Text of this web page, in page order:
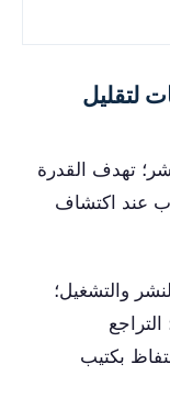
لتقليل
تهدف القدرة
عند اكتشاف
والتشغيل؛
بكتيب